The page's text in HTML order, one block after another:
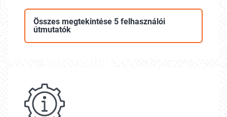
Összes megtekintése 5 felhasználói
útmutatók